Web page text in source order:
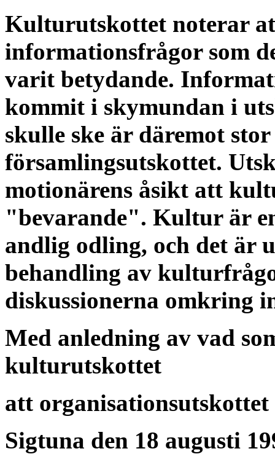
Kulturutskottet noterar
informationsfrågor som
varit betydande.
kommit i skymundan i
skulle ske är däremot
församlingsutskottet.
motionärens åsikt att
"bevarande". Kultur är
andlig odling, och det är
behandling av
diskussionerna omkring
Med anledning av vad
kulturutskottet
att
Sigtuna den 18 augusti